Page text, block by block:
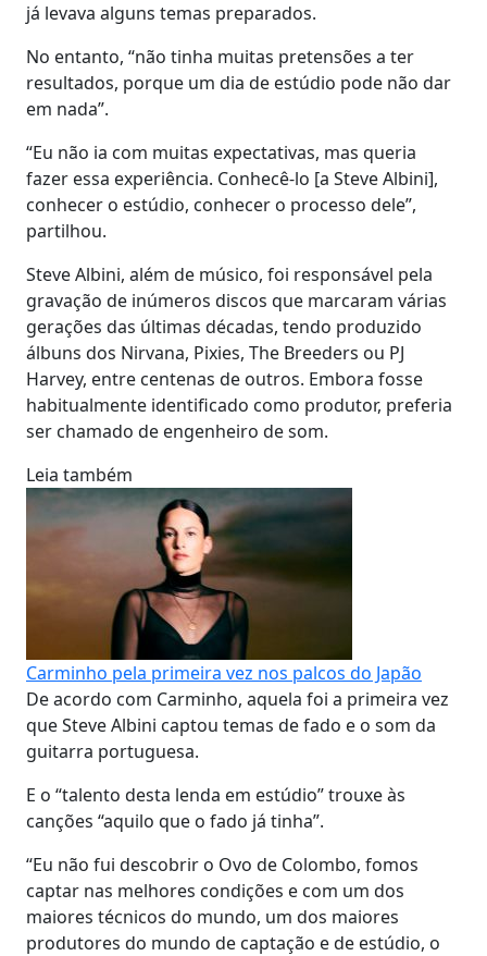
já levava alguns temas preparados.
No entanto, “não tinha muitas pretensões a ter
resultados, porque um dia de estúdio pode não dar
em nada”.
“Eu não ia com muitas expectativas, mas queria
fazer essa experiência. Conhecê-lo [a Steve Albini],
conhecer o estúdio, conhecer o processo dele”,
partilhou.
Steve Albini, além de músico, foi responsável pela
gravação de inúmeros discos que marcaram várias
gerações das últimas décadas, tendo produzido
álbuns dos Nirvana, Pixies, The Breeders ou PJ
Harvey, entre centenas de outros. Embora fosse
habitualmente identificado como produtor, preferia
ser chamado de engenheiro de som.
Leia também
Carminho pela primeira vez nos palcos do Japão
De acordo com Carminho, aquela foi a primeira vez
que Steve Albini captou temas de fado e o som da
guitarra portuguesa.
E o “talento desta lenda em estúdio” trouxe às
canções “aquilo que o fado já tinha”.
“Eu não fui descobrir o Ovo de Colombo, fomos
captar nas melhores condições e com um dos
maiores técnicos do mundo, um dos maiores
produtores do mundo de captação e de estúdio, o